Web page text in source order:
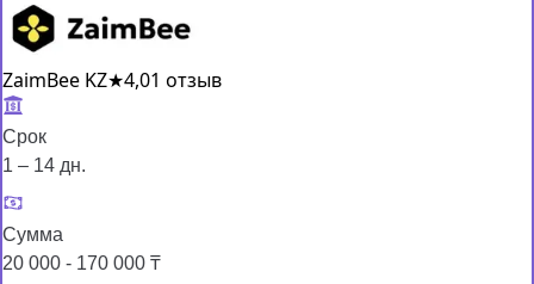
ZaimBee KZ★4,01 отзыв
Срок
1 – 14 дн.
Сумма
20 000 - 170 000 ₸